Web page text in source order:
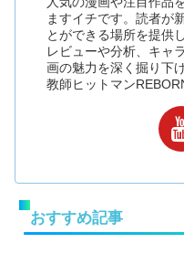
ますイチです。読者が
とができる場所を提供
レビューや分析、キャ
画の魅力を深く掘り下
教師ヒットマン
おすすめ記事